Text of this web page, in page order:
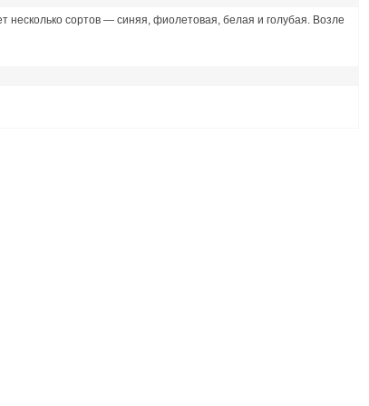
несколько сортов — синяя, фиолетовая, белая и голубая. Возле